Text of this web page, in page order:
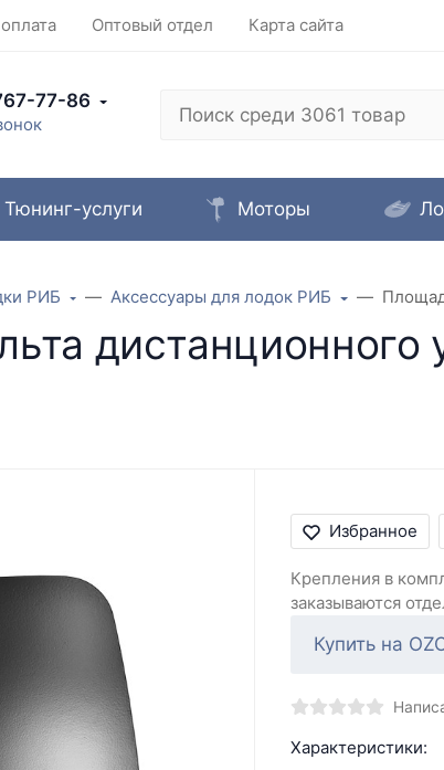
Оптовый отдел Карта сайта
77-86
Тюнинг-услуги Моторы
РИБ Аксессуары для лодок РИБ
Избранное
Крепления в
заказываются
Купить на
Характеристики: